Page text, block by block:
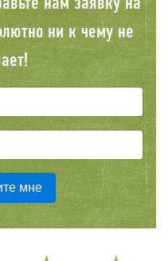
ни к чему не